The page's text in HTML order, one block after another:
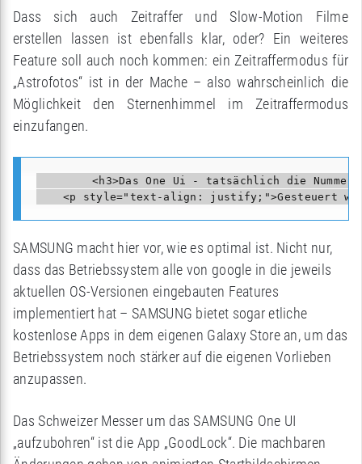
Dass sich auch Zeitraffer und Slow-Motion Filme
erstellen lassen ist ebenfalls klar, oder? Ein weiteres
Feature soll auch noch kommen: ein Zeitraffermodus für
„Astrofotos“ ist in der Mache – also wahrscheinlich die
Möglichkeit den Sternenhimmel im Zeitraffermodus
einzufangen.
<h3>Das One Ui - tatsächlich die
SAMSUNG macht hier vor, wie es optimal ist. Nicht nur,
dass das Betriebssystem alle von google in die jeweils
aktuellen OS-Versionen eingebauten Features
implementiert hat – SAMSUNG bietet sogar etliche
kostenlose Apps in dem eigenen Galaxy Store an, um das
Betriebssystem noch stärker auf die eigenen Vorlieben
anzupassen.
Das Schweizer Messer um das SAMSUNG One UI
„aufzubohren“ ist die App „GoodLock“. Die machbaren